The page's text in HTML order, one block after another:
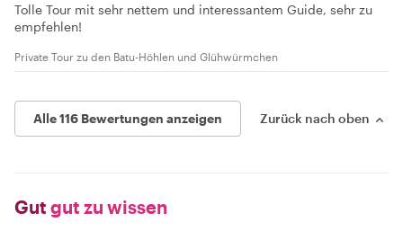
Tolle Tour mit sehr nettem und interessantem Guide, sehr zu
empfehlen!
Private Tour zu den Batu-Höhlen und Glühwürmchen
Alle 116 Bewertungen anzeigen Zurück nach oben
Gut gut zu wissen